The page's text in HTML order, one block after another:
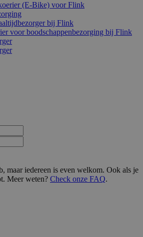
(E-Bike) voor Flink
bij Flink
voor boodschappenbezorging bij Flink
maar iedereen is even welkom. Ook als je
Meer weten? Check onze FAQ.